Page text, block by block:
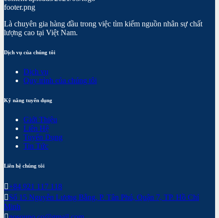
Là chuyên gia hàng đầu trong việc tìm kiếm nguồn nhân sự chất
lượng cao tại Việt Nam.
Dịch vụ của chúng tôi
Dịch vụ
Quy trình của chúng tôi
Kỹ năng tuyển dụng
Giới Thiệu
Liên Hệ
Tuyển Dụng
Tin Tức
Liên hệ chúng tôi
+84 921 117 118
Số 15 Nguyễn Lương Bằng, P. Tân Phú, Quận 7, TP. Hồ Chí
Minh